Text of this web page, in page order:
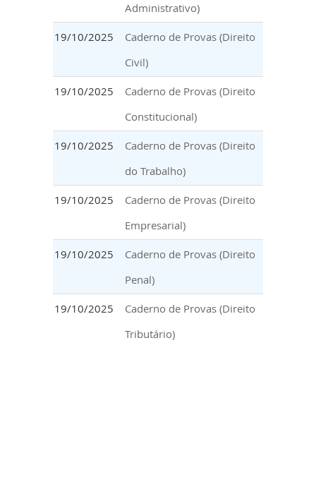
Administrativo)
19/10/2025
Caderno de Provas (Direito
Civil)
19/10/2025
Caderno de Provas (Direito
Constitucional)
19/10/2025
Caderno de Provas (Direito
do Trabalho)
19/10/2025
Caderno de Provas (Direito
Empresarial)
19/10/2025
Caderno de Provas (Direito
Penal)
19/10/2025
Caderno de Provas (Direito
Tributário)